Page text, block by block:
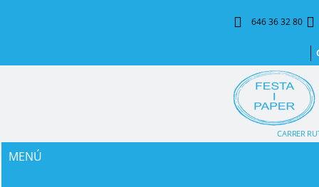
646 36 32 80
CARRER
MENÚ